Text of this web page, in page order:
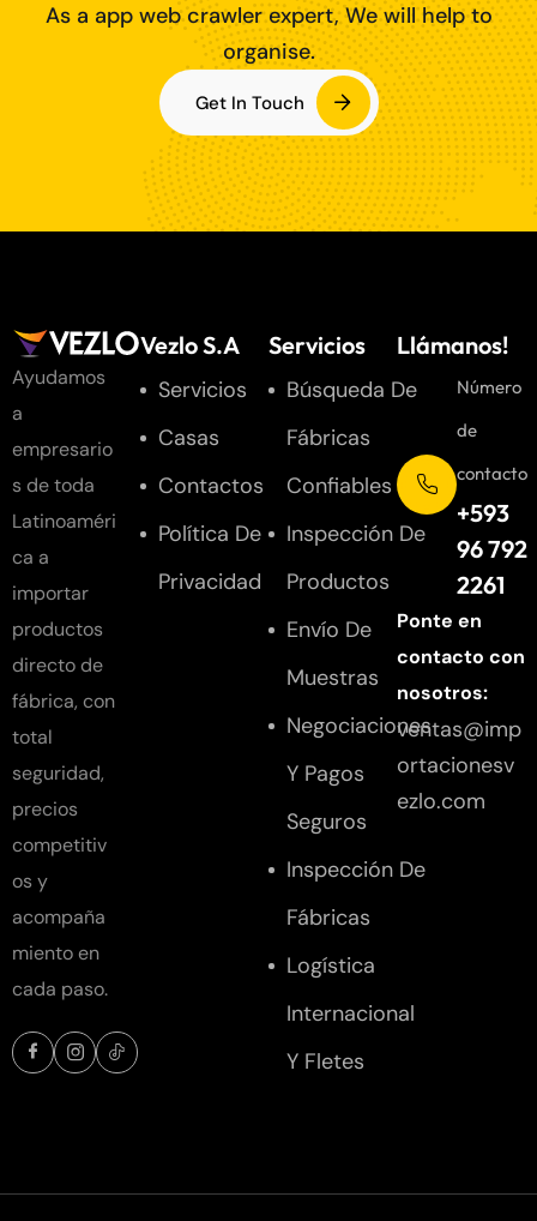
As a app web crawler expert, We will help to
organise.
Get In Touch
Ayudamos
a
empresario
s de toda
Latinoaméri
ca a
importar
productos
directo de
fábrica, con
total
seguridad,
precios
competitiv
os y
acompaña
miento en
cada paso.
Vezlo S.A
Servicios
Casas
Contactos
Política De
Privacidad
Servicios
Búsqueda De
Fábricas
Confiables
Inspección De
Productos
Envío De
Muestras
Negociaciones
Y Pagos
Seguros
Inspección De
Fábricas
Logística
Internacional
Y Fletes
Llámanos!
Número
de
contacto
+593
96 792
2261
Ponte en
contacto con
nosotros:
ventas@imp
ortacionesv
ezlo.com